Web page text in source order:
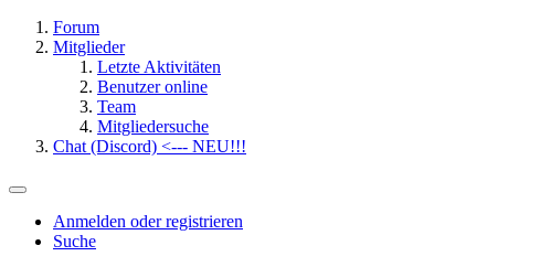
Forum
Mitglieder
Letzte Aktivitäten
Benutzer online
Team
Mitgliedersuche
Chat (Discord) <--- NEU!!!
Anmelden oder registrieren
Suche